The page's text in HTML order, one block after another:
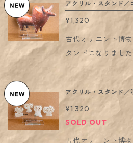
があります。保管
幼児の手の届く所
場所への設置はお
さなパーツがござ
注意ください。小
いところで使用・
い 。 ・シンナー、
うきん、エアゾー
しないでください
が損傷する場合が
ニ・ミュージアム
ださい。 ご説明： ・サイズは画像に記載の通
り、各厚みは3mm
ン、台座3点セット
キャプションは別
うに2つともスタ
も、あるいはキャ
を立てていただくことも
いのご注意： ・直
び割れや劣化の原
アクリル・スタンド／
¥1,320
古代オリエント博
タンドになりまし
ャプションも一緒
で、 飾っていただ
ニ・ミュージアム
ださい。 ご説明： ・サイズは画像に記載の通
り、各厚みは3mm
ン、台座3点セット
アクリル・スタンド／
¥1,320
SOLD OUT
古代オリエント博